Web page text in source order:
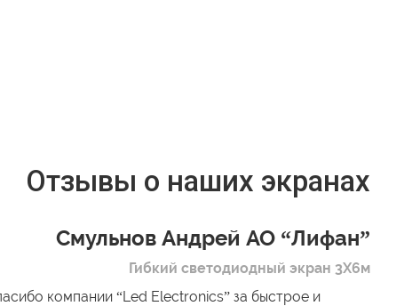
Отзывы о наших экранах
Смульнов Андрей АО “Лифан”
Гибкий светодиодный экран 3Х6м
компании “Led Electronics” за быстрое и